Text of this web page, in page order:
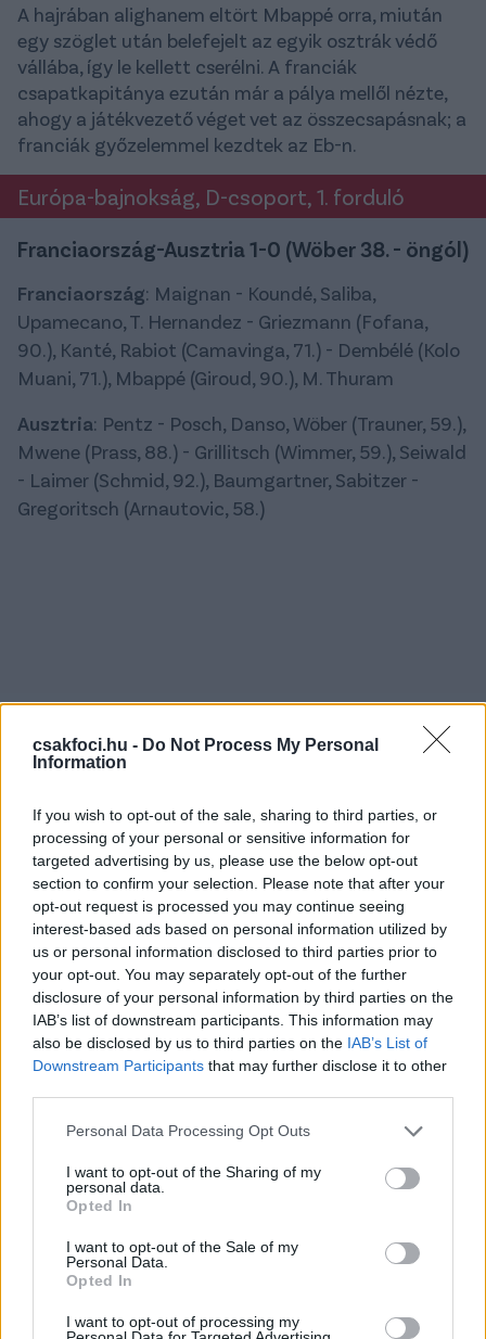
csakfoci.hu - Do Not Process My Personal
Information
If you wish to opt-out of the sale, sharing to third parties, or
processing of your personal or sensitive information for
targeted advertising by us, please use the below opt-out
section to confirm your selection. Please note that after your
opt-out request is processed you may continue seeing
interest-based ads based on personal information utilized by
us or personal information disclosed to third parties prior to
your opt-out. You may separately opt-out of the further
disclosure of your personal information by third parties on the
IAB’s list of downstream participants. This information may
also be disclosed by us to third parties on the IAB’s List of
Downstream Participants that may further disclose it to other
Please note that this website/app uses one or more Google
not limited to your visit or usage behaviour. You may click to
grant or deny consent to Google and its third-party tags to
use your data for below specified purposes in below Google
consent section.
Personal Data Processing Opt Outs
I want to opt-out of the Sharing of my
personal data.
Opted In
I want to opt-out of the Sale of my
Personal Data.
Opted In
I want to opt-out of processing my
A hajrában alighanem eltört Mbappé orra, miután
egy szöglet után belefejelt az egyik osztrák védő
vállába, így le kellett cserélni. A franciák
csapatkapitánya ezután már a pálya mellől nézte,
ahogy a játékvezető véget vet az összecsapásnak; a
franciák győzelemmel kezdtek az Eb-n.
Európa-bajnokság, D-csoport, 1. forduló
Franciaország-Ausztria 1-0 (Wöber 38. - öngól)
Franciaország: Maignan - Koundé, Saliba,
Upamecano, T. Hernandez - Griezmann (Fofana,
90.), Kanté, Rabiot (Camavinga, 71.) - Dembélé (Kolo
Muani, 71.), Mbappé (Giroud, 90.), M. Thuram
Ausztria: Pentz - Posch, Danso, Wöber (Trauner, 59.),
Mwene (Prass, 88.) - Grillitsch (Wimmer, 59.), Seiwald
- Laimer (Schmid, 92.), Baumgartner, Sabitzer -
Gregoritsch (Arnautovic, 58.)
A csoport másik mérkőzésén: Lengyelország-
Hollandia 1-2
Itt állíthatod be, hogy a Csakfoci az elsők
Email küldés
CÍMKÉK: #EB 2024 #EB2024
#FRANCIAORSZÁG